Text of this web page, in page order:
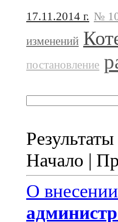
17.11.2014 г. №
изменений
постановление
Начало |
О внесении